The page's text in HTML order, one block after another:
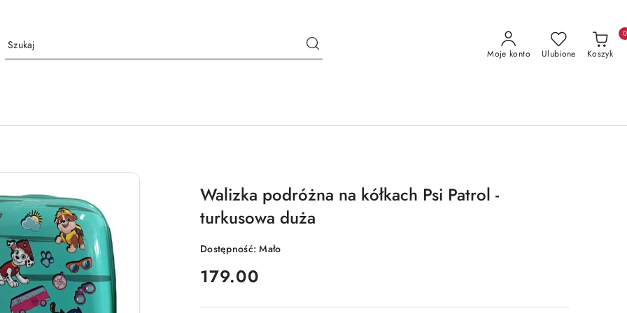
Moje konto Ulubione Koszyk
0
Walizka podróżna na kółkach Psi Patrol -
turkusowa duża
Dostępność:Mało
cena:
179.00